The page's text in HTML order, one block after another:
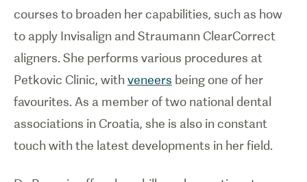
courses to broaden her capabilities, such as how
to apply Invisalign and Straumann ClearCorrect
aligners. She performs various procedures at
Petkovic Clinic, withveneers being one of her
favourites. As a member of two national dental
associations in Croatia, she is also in constant
touch with the latest developments in her field.